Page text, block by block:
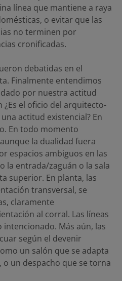
línea que mantiene a raya
o evitar que las
no terminen por
cronificadas.
debatidas en el
Finalmente entendimos
por nuestra actitud
¿Es el oficio del arquitecto-
actitud existencial? En
En todo momento
la dualidad fuera
espacios ambiguos en las
la entrada/zaguán o la sala
superior. En planta, las
transversal, se
claramente
al corral. Las líneas
Más aún, las
según el devenir
un salón que se adapta
un despacho que se torna